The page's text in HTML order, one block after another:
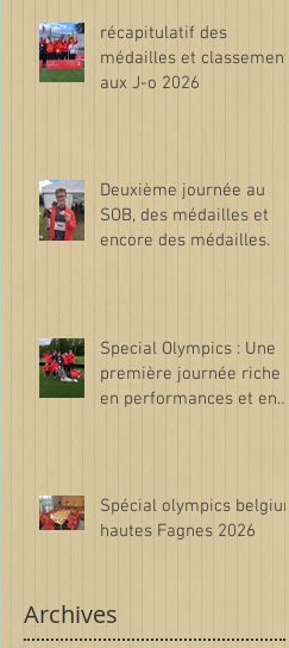
récapitulatif des
médailles et classements
aux J-o 2026
Deuxième journée au
SOB, des médailles et
encore des médailles.
Special Olympics : Une
première journée riche
en performances et en
Spécial olympics belgium
hautes Fagnes 2026
Archives